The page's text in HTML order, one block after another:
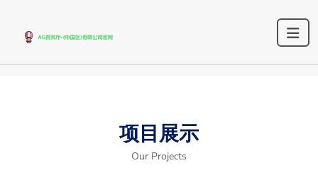
项目展示
Our Projects